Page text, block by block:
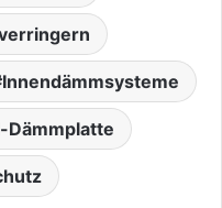
Innendämmsysteme
Dämmplatte